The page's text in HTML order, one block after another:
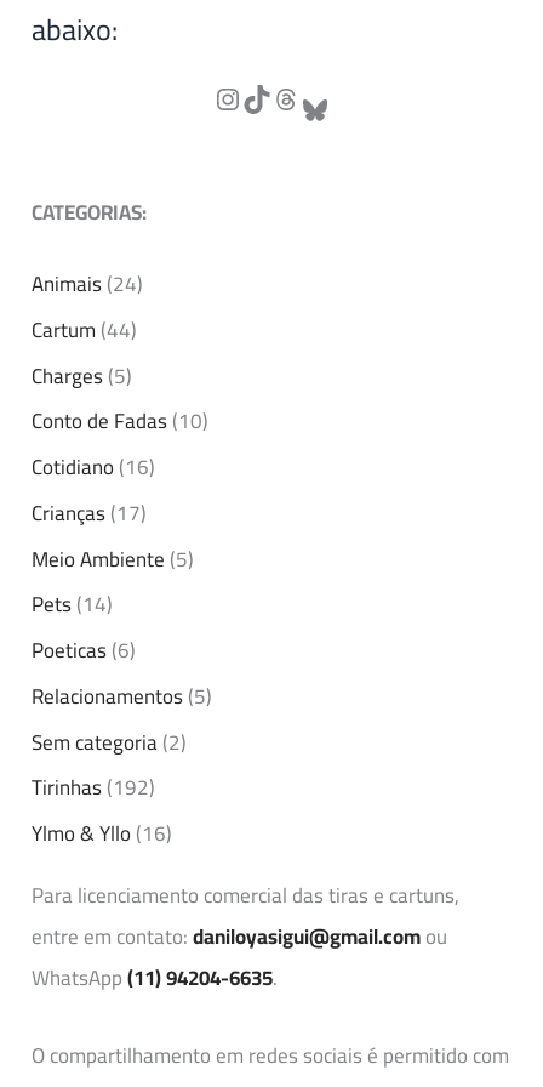
abaixo:
CATEGORIAS:
Animais(24)
Cartum(44)
Charges(5)
Conto de Fadas(10)
Cotidiano(16)
Crianças(17)
Meio Ambiente(5)
Pets(14)
Poeticas(6)
Relacionamentos(5)
Sem categoria(2)
Tirinhas(192)
Ylmo & Yllo(16)
Para licenciamento comercial das tiras e cartuns,
entre em contato:daniloyasigui@gmail.comou
WhatsApp(11) 94204-6635.
O compartilhamento em redes sociais é permitido com